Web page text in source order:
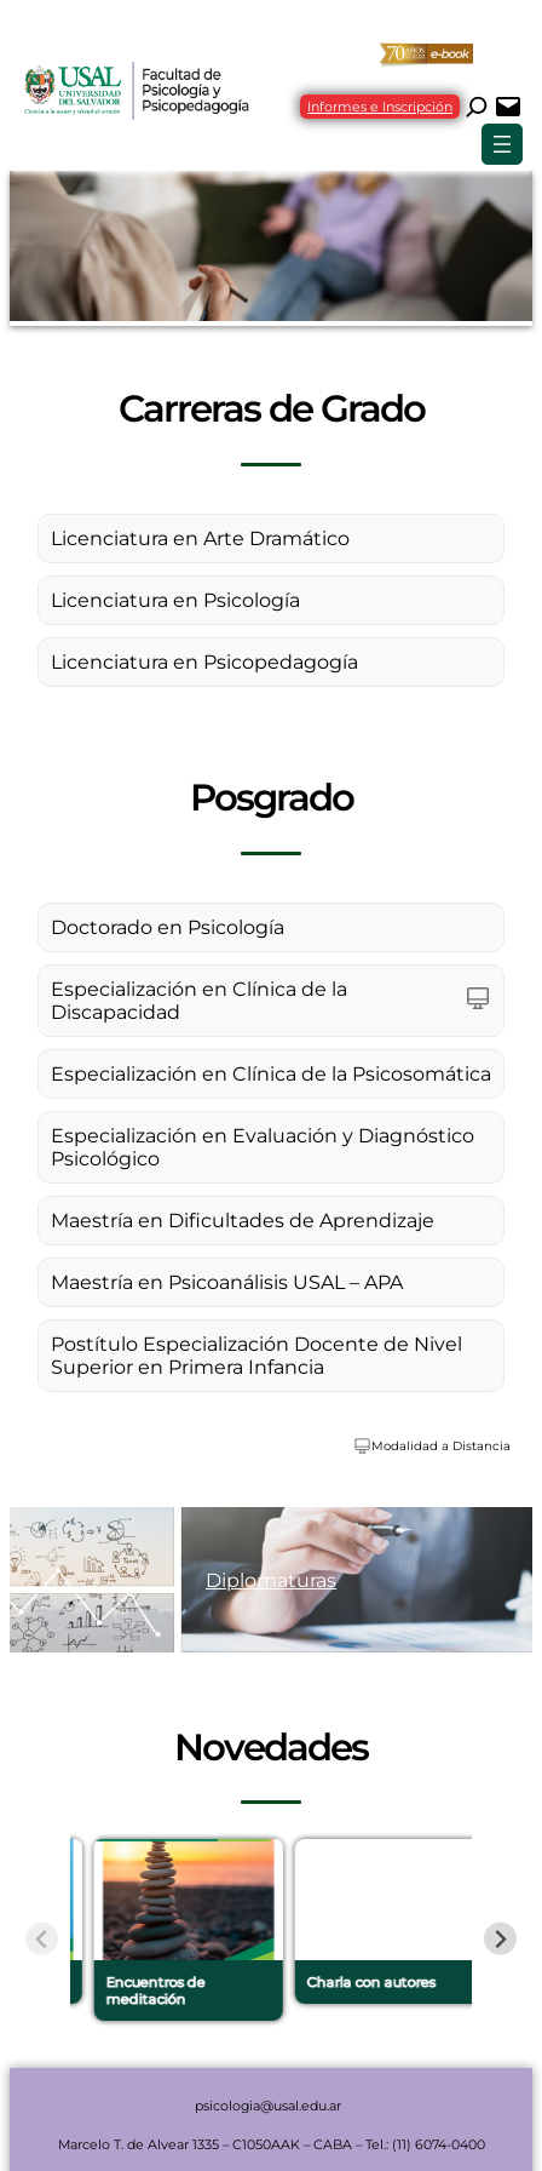
Informes e Inscripción
Carreras de Grado
Licenciatura en Arte Dramático
Licenciatura en Psicología
Licenciatura en Psicopedagogía
Posgrado
Doctorado en Psicología
Especialización en Clínica de la
Discapacidad
Especialización en Clínica de la Psicosomática
Especialización en Evaluación y Diagnóstico
Psicológico
Maestría en Dificultades de Aprendizaje
Maestría en Psicoanálisis USAL – APA
Postítulo Especialización Docente de Nivel
Superior en Primera Infancia
Modalidad a Distancia
Diplomaturas
Novedades
Encuentros de
meditación
Charla con autores
psicologia@usal.edu.ar
Marcelo T. de Alvear 1335– C1050AAK – CABA –Tel.: (11) 6074-0400